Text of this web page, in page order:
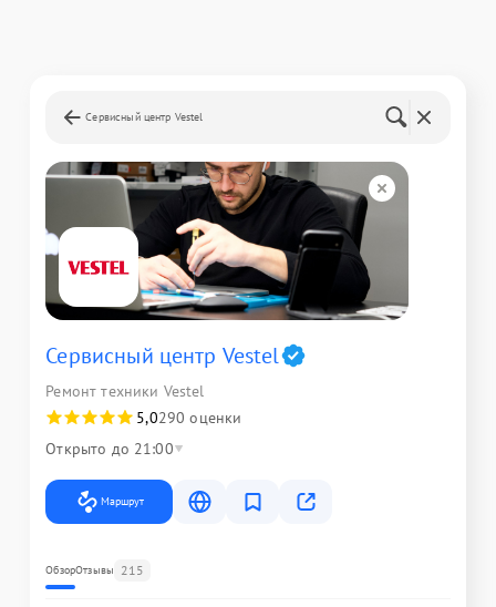
Сервисный центр Vestel
Сервисный центр Vestel
Ремонт техники Vestel
5,0290 оценки
Открыто до 21:00
Маршрут
ОбзорОтзывы 215